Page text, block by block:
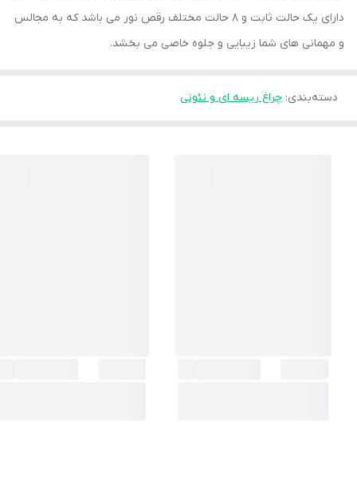
دارای یک حالت ثابت و 8 حالت مختلف رقص نور می باشد که به مجالس
و مهمانی های شما زیبایی و جلوه خاصی می بخشد.
دسته‌بندی: چراغ ریسه ای و نئونی